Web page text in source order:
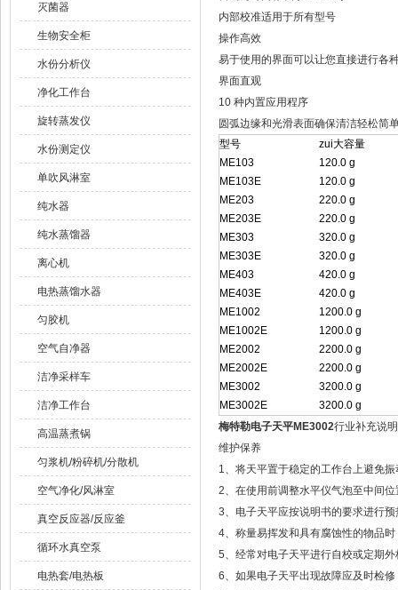
灭菌器
生物安全柜
水份分析仪
净化工作台
旋转蒸发仪
水份测定仪
单吹风淋室
纯水器
纯水蒸馏器
离心机
电热蒸馏水器
匀胶机
空气自净器
洁净采样车
洁净工作台
高温蒸煮锅
匀浆机/粉碎机/分散机
空气净化/风淋室
真空反应器/反应釜
循环水真空泵
电热套/电热板
内部校准适用于所有型号
操作高效
易于使用的界面可以让您直接进行各
界面直观
10 种内置应用程序
圆弧边缘和光滑表面确保清洁轻松简
型号
zui大容量
ME103
120.0 g
ME103E
120.0 g
ME203
220.0 g
ME203E
220.0 g
ME303
320.0 g
ME303E
320.0 g
ME403
420.0 g
ME403E
420.0 g
ME1002
1200.0 g
ME1002E
1200.0 g
ME2002
2200.0 g
ME2002E
2200.0 g
ME3002
3200.0 g
ME3002E
3200.0 g
梅特勒电子天平ME3002行业补充说
维护保养
1、将天平置于稳定的工作台上避免
2、在使用前调整水平仪气泡至中间位
3、电子天平应按说明书的要求进行预
4、称量易挥发和具有腐蚀性的物品
5、经常对电子天平进行自校或定期
6、如果电子天平出现故障应及时检修